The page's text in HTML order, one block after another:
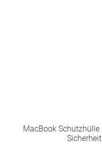
MacBook Schutzhülle